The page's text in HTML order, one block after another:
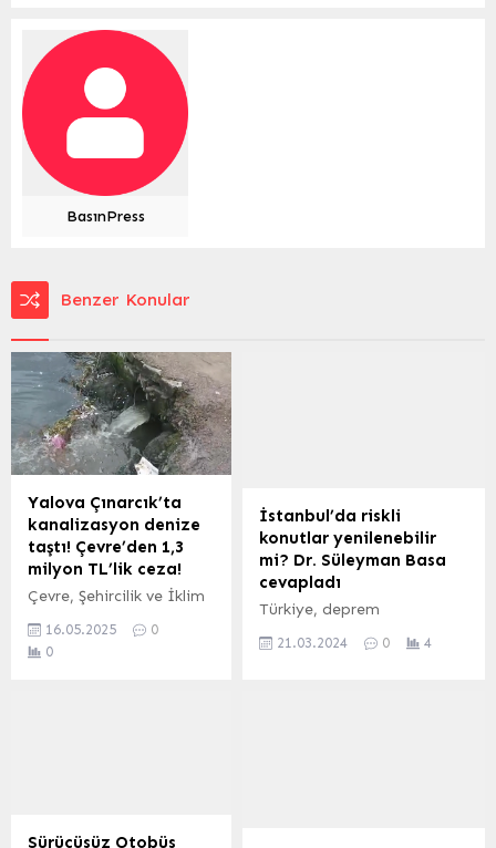
BasınPress
Benzer Konular
Yalova Çınarcık’ta
kanalizasyon denize
taştı! Çevre’den 1,3
milyon TL’lik ceza!
Çevre, Şehircilik ve İklim
Değişikliği Bakanlığı
ekipleri, atık su alt
yapısındaki taşkının
16.05.2025
0
0
İstanbul’da riskli
konutlar yenilenebilir
mi? Dr. Süleyman Basa
cevapladı
Türkiye, deprem
gerçeğiyle yüz yüze
21.03.2024 0 4
Sürücüsüz Otobüs